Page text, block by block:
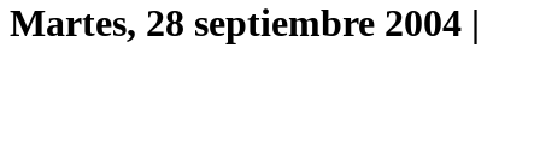
Martes, 28 septiembre 2004 |